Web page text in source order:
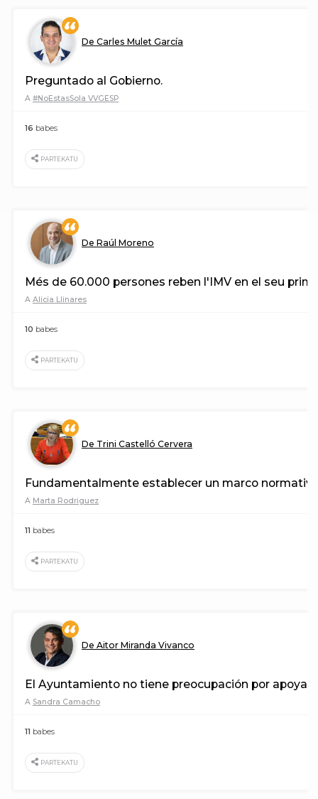
De Carles Mulet García
Preguntado al Gobierno.
A #NoEstasSola VVGESP
16 babes
PARTEKATU
De Raúl Moreno
Més de 60.000 persones reben l'IMV en el seu
A Alicia Llinares
10 babes
PARTEKATU
De Trini Castelló Cervera
Fundamentalmente establecer un marco
A Marta Rodriguez
11 babes
PARTEKATU
De Aitor Miranda Vivanco
El Ayuntamiento no tiene preocupación por
A Sandra Camacho
11 babes
PARTEKATU